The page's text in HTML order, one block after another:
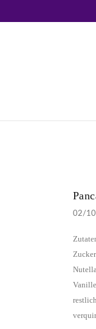
02/